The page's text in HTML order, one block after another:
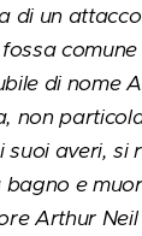
di un
di nome
non
averi,
e
Arthur